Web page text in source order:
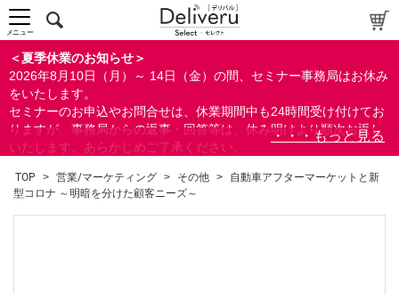
＜夏季休業のお知らせ＞
2026年8月10日（月）～ 14日（金）の間、セミナー事務局はお休み
をいたします。
セミナーのお申込やお問合せは、休業期間中も24時間受け付けてお
りますが、事務局からの返事・回答等は、休み明けより順次お返し
いたします。あらかじめご了承ください。
ができます。
メニュー
TOP > 営業/マーケティング > その他 >
自動車アフターマーケットと新
型コロナ ～明暗を分けた顧客ニーズ～